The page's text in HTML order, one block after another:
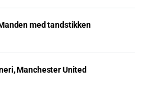
med tandstikken
Manchester United